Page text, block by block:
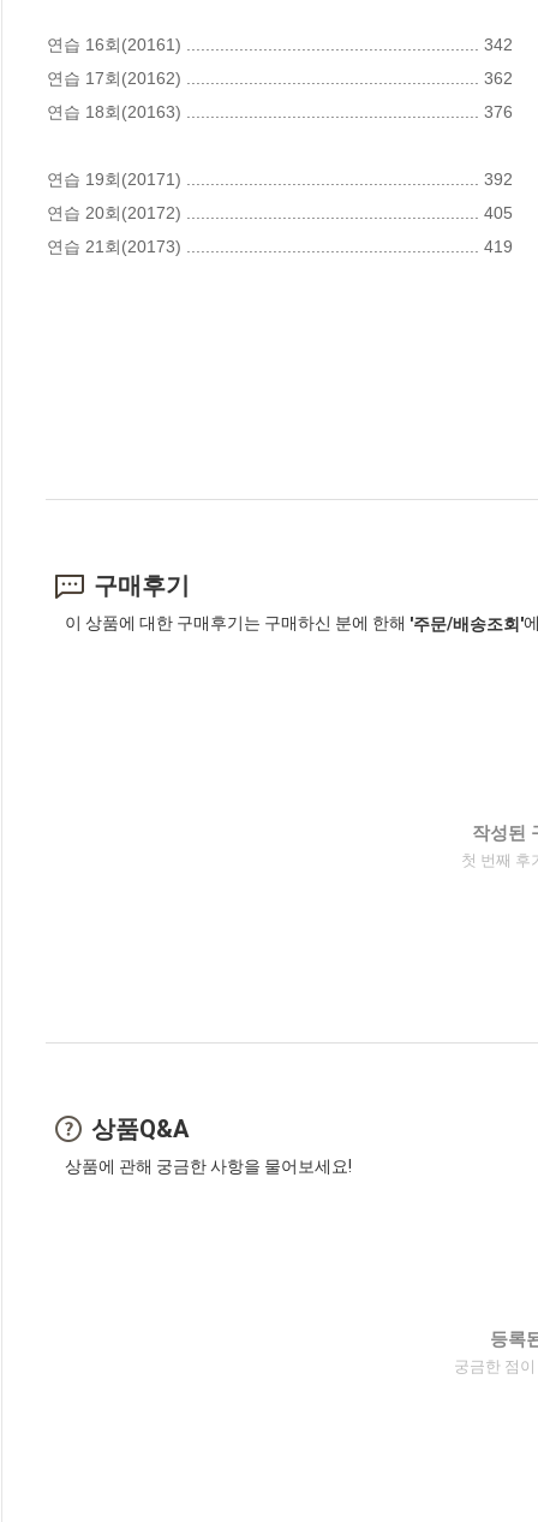
연습 16회(20161) ............................................................. 342
연습 17회(20162) ............................................................. 362
연습 18회(20163) ............................................................. 376
연습 19회(20171) ............................................................. 392
연습 20회(20172) ............................................................. 405
연습 21회(20173) ............................................................. 419
구매후기
이 상품에 대한 구매후기는 구매하신 분에 한해 '주문/배송조회'
작성된
첫 번째 후
상품Q&A
상품에 관해 궁금한 사항을 물어보세요!
등록
궁금한 점